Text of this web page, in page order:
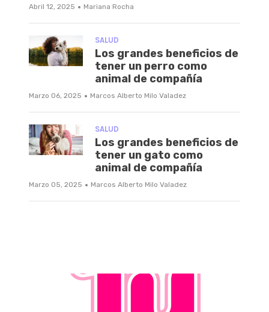
Abril 12, 2025 · Mariana Rocha
SALUD
Los grandes beneficios de
tener un perro como
animal de compañía
Marzo 06, 2025 · Marcos Alberto Milo Valadez
SALUD
Los grandes beneficios de
tener un gato como
animal de compañía
Marzo 05, 2025 · Marcos Alberto Milo Valadez